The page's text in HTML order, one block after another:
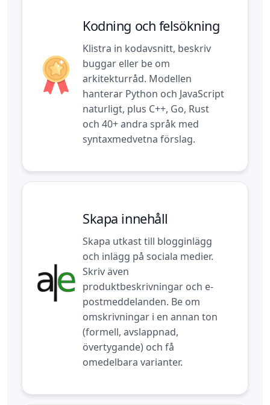
Kodning och felsökning
Klistra in kodavsnitt, beskriv
buggar eller be om
arkitekturråd. Modellen
hanterar Python och JavaScript
naturligt, plus C++, Go, Rust
och 40+ andra språk med
syntaxmedvetna förslag.
Skapa innehåll
Skapa utkast till blogginlägg
och inlägg på sociala medier.
Skriv även
produktbeskrivningar och e-
postmeddelanden. Be om
omskrivningar i en annan ton
(formell, avslappnad,
övertygande) och få
omedelbara varianter.